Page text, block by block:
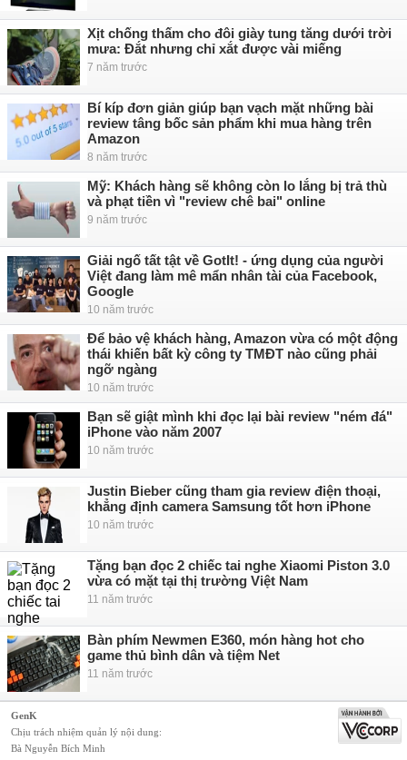
Xịt chống thấm cho đôi giày tung tăng dưới trời
mưa: Đắt nhưng chỉ xắt được vài miếng
7 năm trước
Bí kíp đơn giản giúp bạn vạch mặt những bài
review tâng bốc sản phẩm khi mua hàng trên
Amazon
8 năm trước
Mỹ: Khách hàng sẽ không còn lo lắng bị trả thù
và phạt tiền vì "review chê bai" online
9 năm trước
Giải ngố tất tật về GotIt! - ứng dụng của người
Việt đang làm mê mẩn nhân tài của Facebook,
Google
10 năm trước
Để bảo vệ khách hàng, Amazon vừa có một động
thái khiến bất kỳ công ty TMĐT nào cũng phải
ngỡ ngàng
10 năm trước
Bạn sẽ giật mình khi đọc lại bài review "ném đá"
iPhone vào năm 2007
10 năm trước
Justin Bieber cũng tham gia review điện thoại,
khẳng định camera Samsung tốt hơn iPhone
10 năm trước
Tặng bạn đọc 2 chiếc tai nghe Xiaomi Piston 3.0
vừa có mặt tại thị trường Việt Nam
11 năm trước
Bàn phím Newmen E360, món hàng hot cho
game thủ bình dân và tiệm Net
11 năm trước
GenK
Chịu trách nhiệm quản lý nội dung:
Bà Nguyễn Bích Minh